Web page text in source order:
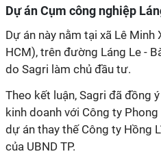
Dự án Cụm công nghiệp
Dự án này nằm tại xã Lê Minh
HCM), trên đường Láng Le -
do Sagri làm chủ đầu tư.
Theo kết luận, Sagri đã đồng
kinh doanh với Công ty
dự án thay thế Công ty Hồng
của UBND TP.